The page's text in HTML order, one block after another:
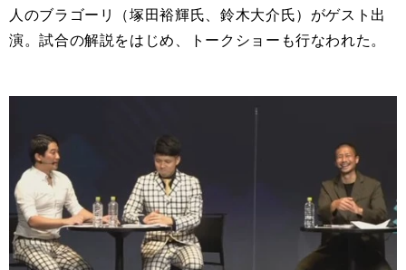
人のブラゴーリ（塚田裕輝氏、鈴木大介氏）がゲスト出
演。試合の解説をはじめ、トークショーも行なわれた。